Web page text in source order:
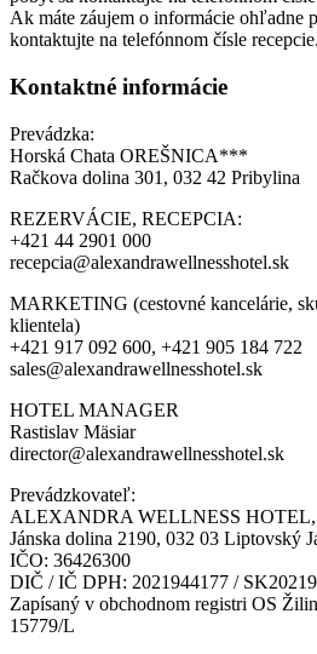
Ak máte záujem o informácie ohľadne
kontaktujte na telefónnom čísle recepcie.
Kontaktné informácie
Prevádzka:
Horská Chata OREŠNICA***
Račkova dolina 301, 032 42 Pribylina
REZERVÁCIE, RECEPCIA:
+421 44 2901 000
recepcia@alexandrawellnesshotel.sk
MARKETING (cestovné kancelárie,
klientela)
+421 917 092 600, +421 905 184 722
sales@alexandrawellnesshotel.sk
HOTEL MANAGER
Rastislav Mäsiar
director@alexandrawellnesshotel.sk
Prevádzkovateľ:
ALEXANDRA WELLNESS HOTEL,
Jánska dolina 2190, 032 03 Liptovský
IČO: 36426300
DIČ / IČ DPH: 2021944177 /
Zapísaný v obchodnom registri OS
15779/L